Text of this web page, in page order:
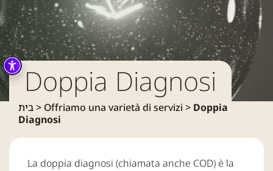
Doppia Diagnosi
בית> Offriamo una varietà di servizi > Doppia
Diagnosi
La doppia diagnosi (chiamata anche COD) è la